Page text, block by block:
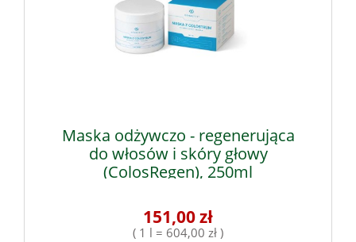
Maska odżywczo - regenerująca
do włosów i skóry głowy
(ColosRegen), 250ml
151,00 zł
( 1 l = 604,00 zł )